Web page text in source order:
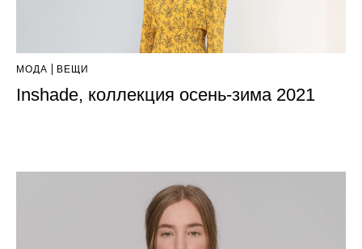
МОДА ВЕЩИ
Inshade, коллекция осень-зима 2021